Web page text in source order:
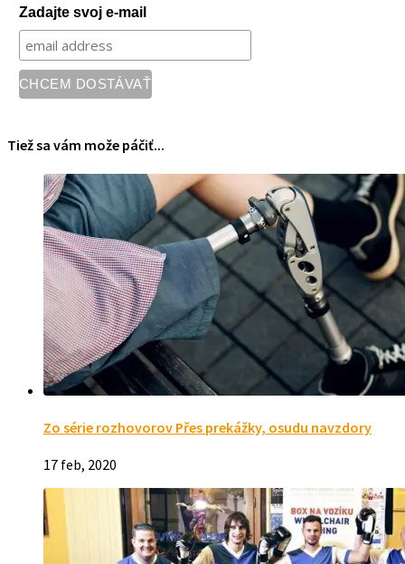
Zadajte svoj e-mail
Tiež sa vám može páčiť...
Zo série rozhovorov Přes prekážky, osudu navzdory
17 feb, 2020